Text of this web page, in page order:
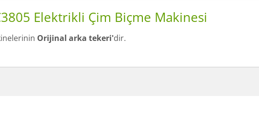
Elektrikli Çim Biçme Makinesi
Orijinal arka tekeri'dir.